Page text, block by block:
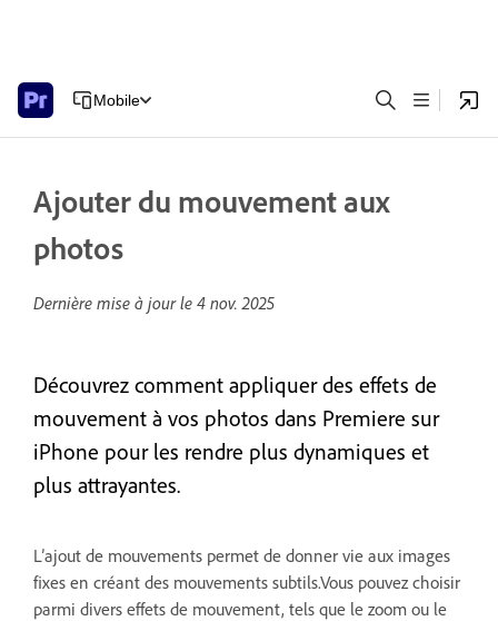
Mobile
Ajouter du mouvement aux
photos
Dernière mise à jour le 4 nov. 2025
Découvrez comment appliquer des effets de
mouvement à vos photos dans Premiere sur
iPhone pour les rendre plus dynamiques et
plus attrayantes.
L’ajout de mouvements permet de donner vie aux images
fixes en créant des mouvements subtils.Vous pouvez choisir
parmi divers effets de mouvement, tels que le zoom ou le